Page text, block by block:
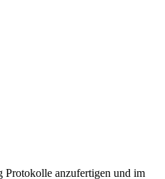
Protokolle anzufertigen und im